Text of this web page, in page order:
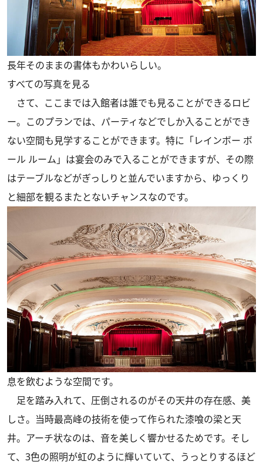
長年そのままの書体もかわいらしい。
すべての写真を見る
さて、ここまでは入館者は誰でも見ることができるロビ
ー。このプランでは、パーティなどでしか入ることができ
ない空間も見学することができます。特に「レインボー ボ
ール ルーム」は宴会のみで入ることができますが、その際
はテーブルなどがぎっしりと並んでいますから、ゆっくり
と細部を観るまたとないチャンスなのです。
息を飲むような空間です。
足を踏み入れて、圧倒されるのがその天井の存在感、美
しさ。当時最高峰の技術を使って作られた漆喰の梁と天
井。アーチ状なのは、音を美しく響かせるためです。そし
て、3色の照明が虹のように輝いていて、うっとりするほど